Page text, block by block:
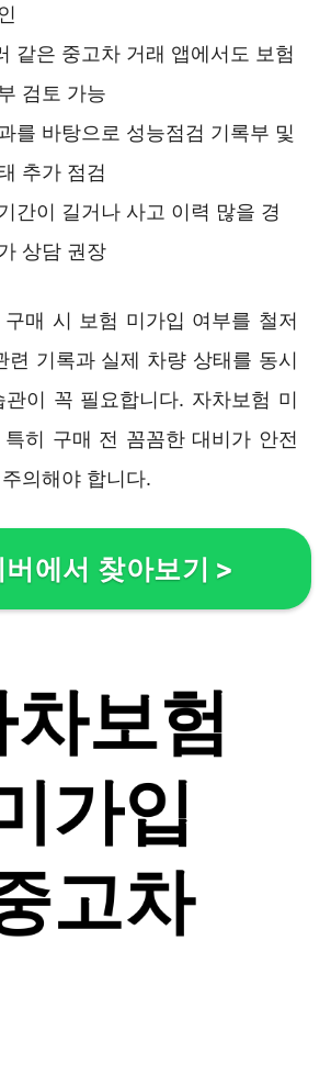
같은 중고차 거래 앱에서도 보험
검토 가능
를 바탕으로 성능점검 기록부 및
추가 점검
간이 길거나 사고 이력 많을 경
상담 권장
매 시 보험 미가입 여부를 철저
련 기록과 실제 차량 상태를 동시
이 꼭 필요합니다. 자차보험 미
히 구매 전 꼼꼼한 대비가 안전
의해야 합니다.
에서 찾아보기 >